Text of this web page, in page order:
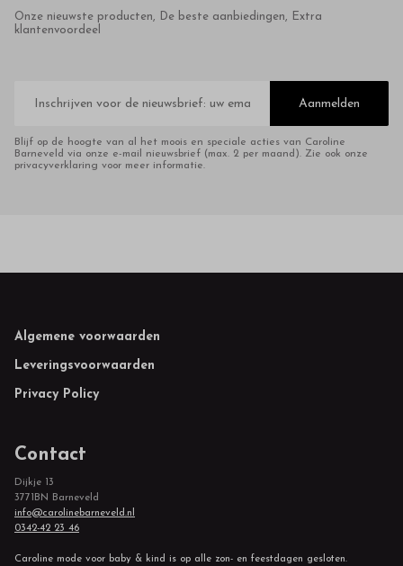
Onze nieuwste producten, De beste aanbiedingen, Extra
klantenvoordeel
mailadres
Aanmelden
Blijf op de hoogte van al het moois en speciale acties van Caroline
Barneveld via onze e-mail nieuwsbrief (max. 2 per maand). Zie ook onze
privacyverklaring voor meer informatie.
Footer
Algemene voorwaarden
Leveringsvoorwaarden
Privacy Policy
Contact
Dijkje 13
3771BN Barneveld
info@carolinebarneveld.nl
0342-42 23 46
Caroline mode voor baby & kind is op alle zon- en feestdagen gesloten.